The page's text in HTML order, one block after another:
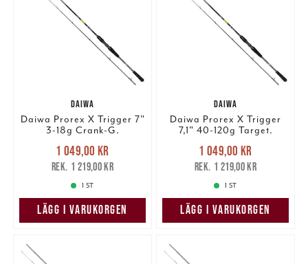
DAIWA
Daiwa Prorex X Trigger 7"
3-18g Crank-G.
Nuvarande pris
1 049,00 krTidigare pris
1 219,00 kr
1 049,00 kr
1 219,00 kr
1 ST
LÄGG I VARUKORGEN
DAIWA
Daiwa Prorex X Trigger
7,1" 40-120g Target.
Nuvarande pris
1 049,00 krTidigare pris
1 219,00 kr
1 049,00 kr
1 219,00 kr
1 ST
LÄGG I VARUKORGEN